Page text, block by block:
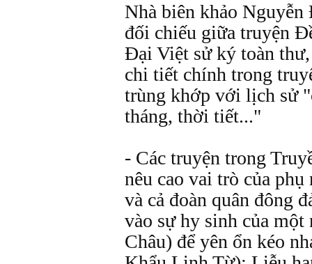
Nhà biên khảo
đối chiếu giữa truyện
Đại Việt sử ký toàn thư,
chi tiết chính trong
trùng khớp với lịch sử
tháng, thời tiết..."
- Các truyện trong
nêu cao vai trò của
và cả đoàn quân đông
vào sự hy sinh của
Châu) để yên ổn kéo